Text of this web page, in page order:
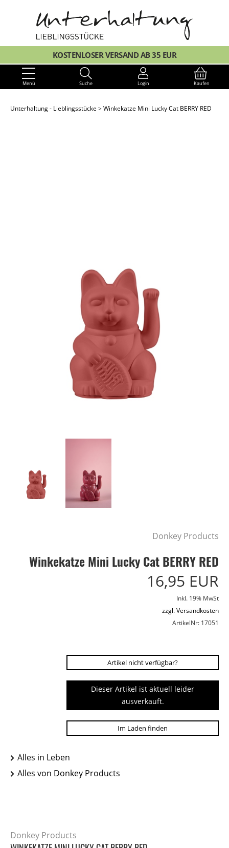
KOSTENLOSER VERSAND AB 35 EUR
Menü Suche Login Kaufen
Unterhaltung - Lieblingsstücke Winkekatze Mini Lucky Cat BERRY RED
Donkey Products
Winkekatze Mini Lucky Cat BERRY RED
16,95 EUR
Inkl. 19% MwSt
zzgl. Versandkosten
ArtikelNr: 17051
Artikel nicht verfügbar?
Dieser Artikel ist aktuell leider
ausverkauft.
Im Laden finden
Alles in Leben
Alles von Donkey Products
Donkey Products